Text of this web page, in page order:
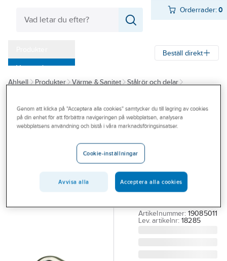
Orderrader:0
Varumärken
Kampanjer
Branscher
Beställ direkt
Ahlsell Produkter Värme & Sanitet
Stålrör och delar
Rördelar SMS
ISO 90° (R =
1,5xD) 316L.
25.0x1.2 LIVSM.BÖJ
ISO R=37.5 MM 316L
Artikelnummer: 19085011
Lev. artikelnr: 18285
Genom att klicka på "Acceptera alla cookies" samtycker du till lagring av cookies
på din enhet för att förbättra navigeringen på webbplatsen, analysera
webbplatsens användning och bistå i våra marknadsföringsinsatser.
Cookie-inställningar
Avvisa alla Acceptera alla cookies